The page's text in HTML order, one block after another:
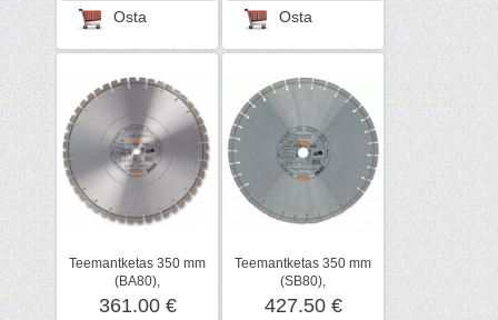
Osta Osta
Teemantketas 350 mm
(BA80),
betoonile/asfaltile,
STIHL
361.00 €
Teemantketas 350 mm
(SB80),
betoonile/metallile,
STIHL
427.50 €